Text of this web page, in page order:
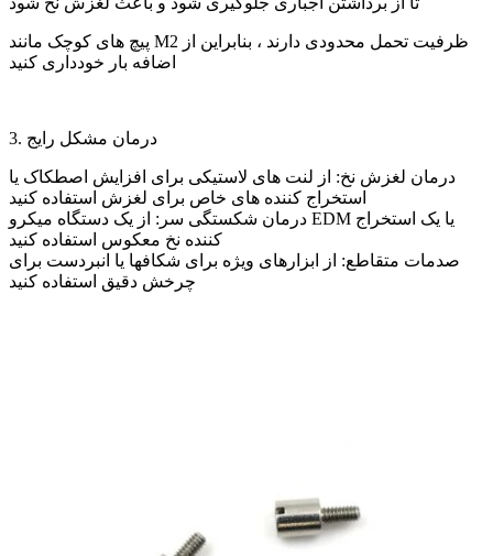
پیچ های کوچک مانند M2 ظرفیت تحمل محدودی دارند ، بنابراین از
اضافه بار خودداری کنید
3. درمان مشکل رایج
درمان لغزش نخ: از لنت های لاستیکی برای افزایش اصطکاک یا
استخراج کننده های خاص برای لغزش استفاده کنید
درمان شکستگی سر: از یک دستگاه میکرو EDM یا یک استخراج
کننده نخ معکوس استفاده کنید
صدمات متقاطع: از ابزارهای ویژه برای شکافها یا انبردست برای
چرخش دقیق استفاده کنید